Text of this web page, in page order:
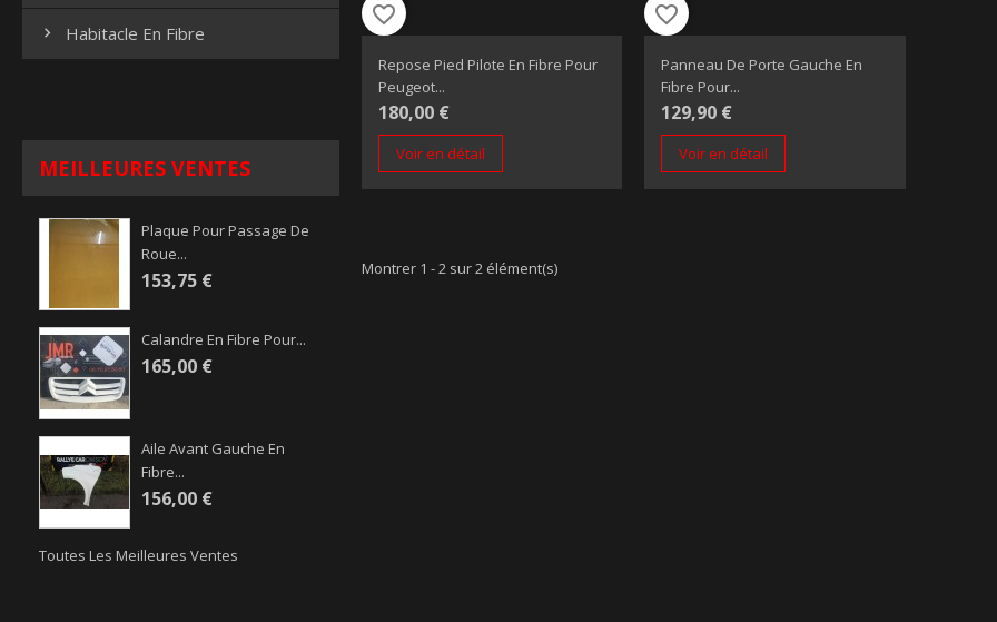
 Habitacle En Fibre
MEILLEURES VENTES
Plaque Pour Passage De
Roue...
153,75 €
Calandre En Fibre Pour...
165,00 €
Aile Avant Gauche En
Fibre...
156,00 €
Toutes Les Meilleures Ventes
favorite_border
Repose Pied Pilote En Fibre Pour
Peugeot...
180,00 €
Voir en détail
favorite_border
Panneau De Porte Gauche En
Fibre Pour...
129,90 €
Voir en détail
Montrer 1 - 2 sur 2 élément(s)